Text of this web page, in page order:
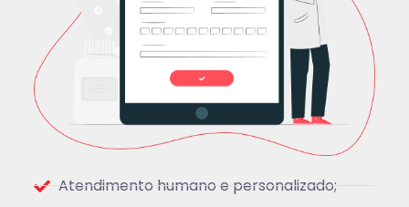
Atendimento humano e personalizado;